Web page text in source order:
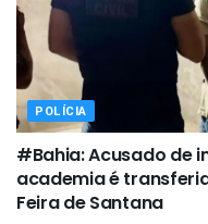
POLÍCIA
#Bahia: Acusado de
academia é
Feira de Santana